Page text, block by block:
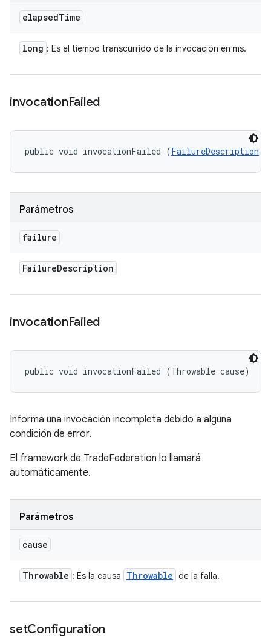
elapsedTime
long : Es el tiempo transcurrido de la invocación en ms.
invocationFailed
public void invocationFailed (FailureDescription
Parámetros
failure
FailureDescription
invocationFailed
public void invocationFailed (Throwable cause)
Informa una invocación incompleta debido a alguna
condición de error.
El framework de TradeFederation lo llamará
automáticamente.
Parámetros
cause
Throwable : Es la causa Throwable de la falla.
setConfiguration